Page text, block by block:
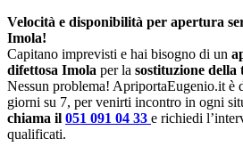
Velocità e disponibilità per apertura
Imola!
Capitano imprevisti e hai bisogno di un
difettosa Imola per la sostituzione
Nessun problema! ApriportaEugenio.it è
giorni su 7, per venirti incontro in ogni
chiama il 051 091 04 33 e richiedi
qualificati.